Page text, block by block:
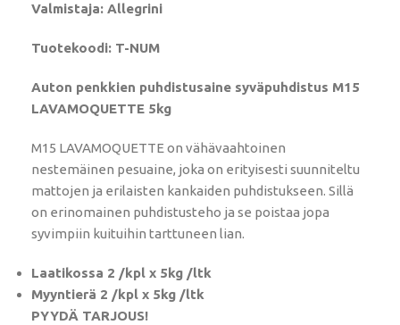
Valmistaja: Allegrini
Tuotekoodi: T-NUM
Auton penkkien puhdistusaine syväpuhdistus M15
LAVAMOQUETTE 5kg
M15 LAVAMOQUETTE on vähävaahtoinen
nestemäinen pesuaine, joka on erityisesti suunniteltu
mattojen ja erilaisten kankaiden puhdistukseen. Sillä
on erinomainen puhdistusteho ja se poistaa jopa
syvimpiin kuituihin tarttuneen lian.
Laatikossa 2 /kpl x 5kg /ltk
Myyntierä 2 /kpl x 5kg /ltk
PYYDÄ TARJOUS!